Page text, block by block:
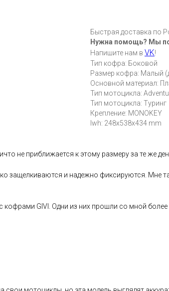
Быстрая доставка по
Нужна помощь? Мы
Напишите нам в VK!
Тип кофра: Боковой
Размер кофра: Малый
Основной материал:
Тип мотоцикла:
Тип мотоцикла: Туринг
Крепление: MONOKEY
lwh: 248x538x434 mm
не приближается к этому размеру за те же
защелкиваются и надежно фиксируются. Мне
кофрами GIVI. Одни из них прошли со мной